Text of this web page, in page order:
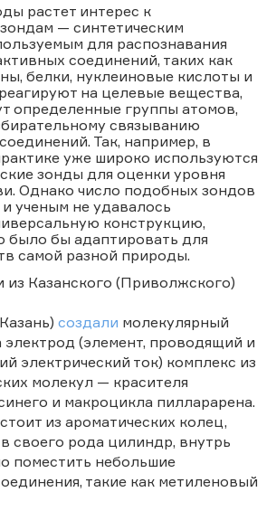
растет интерес к
— синтетическим
для распознавания
соединений, таких как
белки, нуклеиновые кислоты и
на целевые вещества,
определенные группы атомов,
связыванию
Так, например, в
уже широко используются
зонды для оценки уровня
Однако число подобных зондов
ученым не удавалось
конструкцию,
было бы адаптировать для
самой разной природы.
из Казанского (Приволжского)
создали молекулярный
электрод (элемент, проводящий и
электрический ток) комплекс из
молекул — красителя
и макроцикла пилларарена.
из ароматических колец,
своего рода цилиндр, внутрь
поместить небольшие
такие как метиленовый